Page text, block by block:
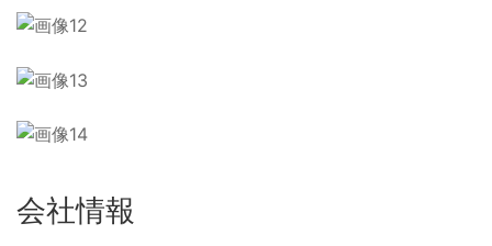
会社情報